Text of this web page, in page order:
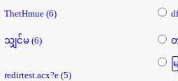
ThetHmue (6)
သျှင်မ (6)
redirtest.acx?e (5)